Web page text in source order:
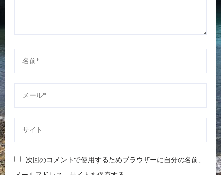
次回のコメントで使用するためブラウザーに自分の名前、